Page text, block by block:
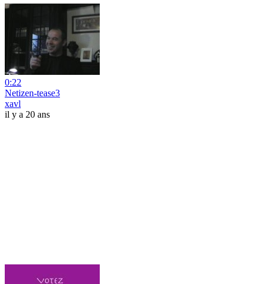
0:22
Netizen-tease3
xavl
il y a 20 ans